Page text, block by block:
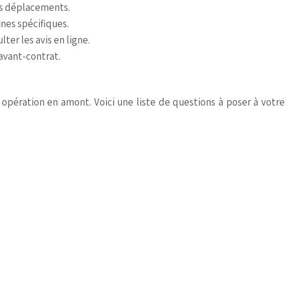
déplacements.
spécifiques.
les avis en ligne.
contrat.
en amont. Voici une liste de questions à poser à votre